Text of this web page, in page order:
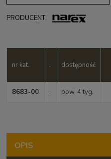
PRODUCENT:
nr kat. . dostępność
8683-00 . pow. 4 tyg.
OPIS